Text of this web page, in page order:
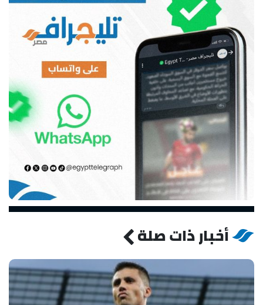
أخبار ذات صلة